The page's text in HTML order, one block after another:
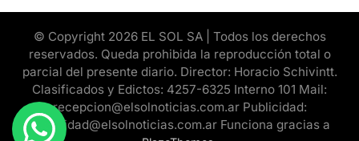
© Copyright 2026 EL SOL SA | Todos los derechos
reservados. Queda prohibida la reproducción total o
parcial del presente diario. Director: Horacio Schivintt.
Clasificados y Edictos: 4257-6325 Interno 101 Mail:
recepcion@elsolnoticias.com.ar Publicidad:
publicidad@elsolnoticias.com.ar Funciona gracias a